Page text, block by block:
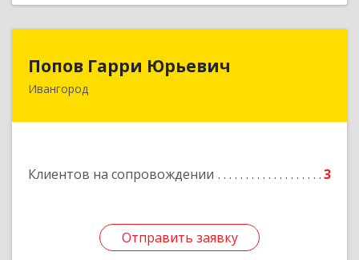
Попов Гарри Юрьевич
Ивангород
Клиентов на сопровождении 3
Отправить заявку
Отправить заявку